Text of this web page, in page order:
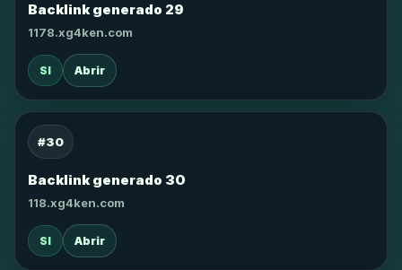
Backlink generado 29
1178.xg4ken.com
SI Abrir
#30
Backlink generado 30
118.xg4ken.com
SI Abrir